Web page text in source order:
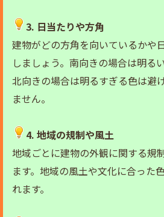
3. 日当たりや方角
建物がどの方角を向いているかや
しましょう。南向きの場合は明る
北向きの場合は明るすぎる色は避
ません。
4. 地域の規制や風土
地域ごとに建物の外観に関する規
ます。地域の風土や文化に合った
れます。